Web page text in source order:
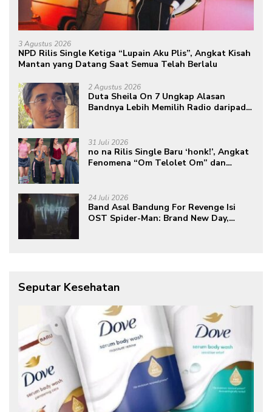
3 Agustus 2026
NPD Rilis Single Ketiga “Lupain Aku Plis”, Angkat Kisah
Mantan yang Datang Saat Semua Telah Berlalu
2 Agustus 2026
Duta Sheila On 7 Ungkap Alasan
Bandnya Lebih Memilih Radio daripada
31 Juli 2026
no na Rilis Single Baru ‘honk!’, Angkat
Fenomena “Om Telolet Om” dan
24 Juli 2026
Band Asal Bandung For Revenge Isi
OST Spider-Man: Brand New Day,
Seputar Kesehatan